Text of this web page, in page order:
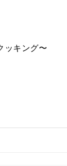
ッキング〜